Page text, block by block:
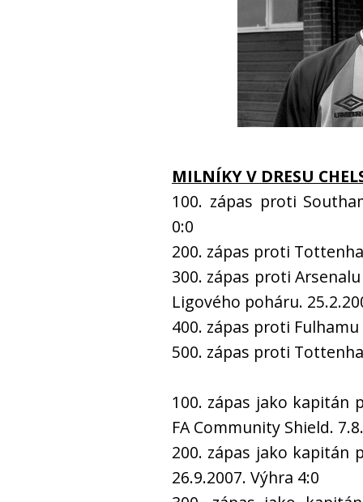
MILNÍKY V DRESU
100. zápas proti
0:0
200. zápas proti
300. zápas proti
Ligového poháru.
400. zápas proti
500. zápas proti
100. zápas jako kapitán
FA Community Shield.
200. zápas jako kapitán
26.9.2007. Výhra 4:0